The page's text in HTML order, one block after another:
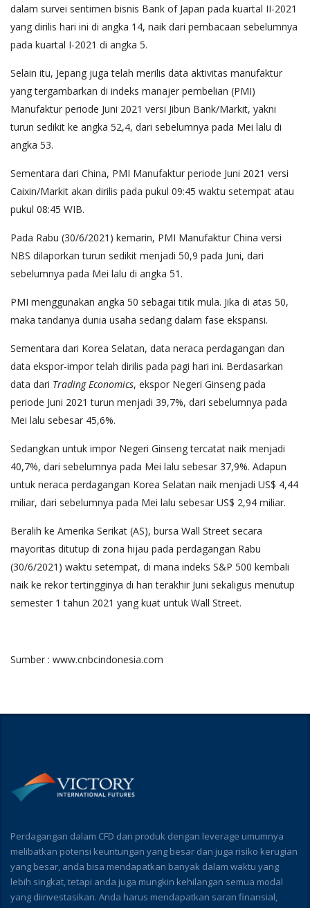
dalam survei sentimen bisnis Bank of Japan pada kuartal II-2021
yang dirilis hari ini di angka 14, naik dari pembacaan sebelumnya
pada kuartal I-2021 di angka 5.
Selain itu, Jepang juga telah merilis data aktivitas manufaktur
yang tergambarkan di indeks manajer pembelian (PMI)
Manufaktur periode Juni 2021 versi Jibun Bank/Markit, yakni
turun sedikit ke angka 52,4, dari sebelumnya pada Mei lalu di
angka 53.
Sementara dari China, PMI Manufaktur periode Juni 2021 versi
Caixin/Markit akan dirilis pada pukul 09:45 waktu setempat atau
pukul 08:45 WIB.
Pada Rabu (30/6/2021) kemarin, PMI Manufaktur China versi
NBS dilaporkan turun sedikit menjadi 50,9 pada Juni, dari
sebelumnya pada Mei lalu di angka 51.
PMI menggunakan angka 50 sebagai titik mula. Jika di atas 50,
maka tandanya dunia usaha sedang dalam fase ekspansi.
Sementara dari Korea Selatan, data neraca perdagangan dan
data ekspor-impor telah dirilis pada pagi hari ini. Berdasarkan
data dari Trading Economics, ekspor Negeri Ginseng pada
periode Juni 2021 turun menjadi 39,7%, dari sebelumnya pada
Mei lalu sebesar 45,6%.
Sedangkan untuk impor Negeri Ginseng tercatat naik menjadi
40,7%, dari sebelumnya pada Mei lalu sebesar 37,9%. Adapun
untuk neraca perdagangan Korea Selatan naik menjadi US$ 4,44
miliar, dari sebelumnya pada Mei lalu sebesar US$ 2,94 miliar.
Beralih ke Amerika Serikat (AS), bursa Wall Street secara
mayoritas ditutup di zona hijau pada perdagangan Rabu
(30/6/2021) waktu setempat, di mana indeks S&P 500 kembali
naik ke rekor tertingginya di hari terakhir Juni sekaligus menutup
semester 1 tahun 2021 yang kuat untuk Wall Street.
Sumber : www.cnbcindonesia.com
Perdagangan dalam CFD dan produk dengan leverage umumnya
melibatkan potensi keuntungan yang besar dan juga risiko kerugian
yang besar, anda bisa mendapatkan banyak dalam waktu yang
lebih singkat, tetapi anda juga mungkin kehilangan semua modal
yang diinvestasikan. Anda harus mendapatkan saran finansial,